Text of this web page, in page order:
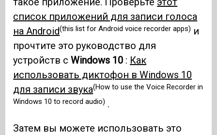
список приложений для записи голоса
на Android(this list for Android voice recorder apps) и
прочтите это руководство для
устройств сWindows 10 : Как
использовать диктофон в Windows 10
для записи звука(How to use the Voice Recorder in
Windows 10 to record audio) .
Затем вы можете использовать это